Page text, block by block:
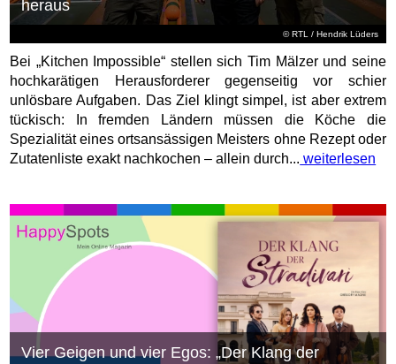
©RTL / Hendrik Lüders
heraus
Bei „Kitchen Impossible“ stellen sich Tim Mälzer und seine
hochkarätigen Herausforderer gegenseitig vor schier
unlösbare Aufgaben. Das Ziel klingt simpel, ist aber extrem
tückisch: In fremden Ländern müssen die Köche die
Spezialität eines ortsansässigen Meisters ohne Rezept oder
Zutatenliste exakt nachkochen – allein durch... weiterlesen
Vier Geigen und vier Egos: „Der Klang der